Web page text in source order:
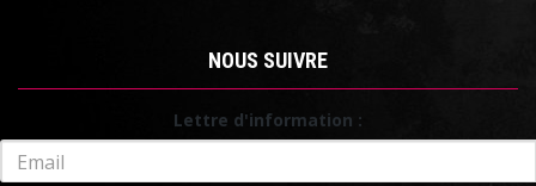
NOUS SUIVRE
Lettre d'information :